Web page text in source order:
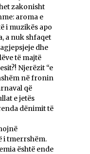
zakonisht
aroma e
i muzikës apo
a nuk shfaqet
dhe
të majtë
Njerëzit “e
në fronin
që
e jetës
dënimit të
i tmerrshëm.
është ende